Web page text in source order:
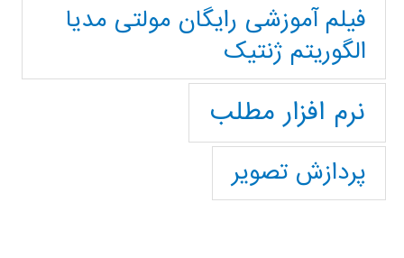
فیلم آموزشی رایگان مولتی مدیا
الگوریتم ژنتیک
نرم افزار مطلب
پردازش تصویر